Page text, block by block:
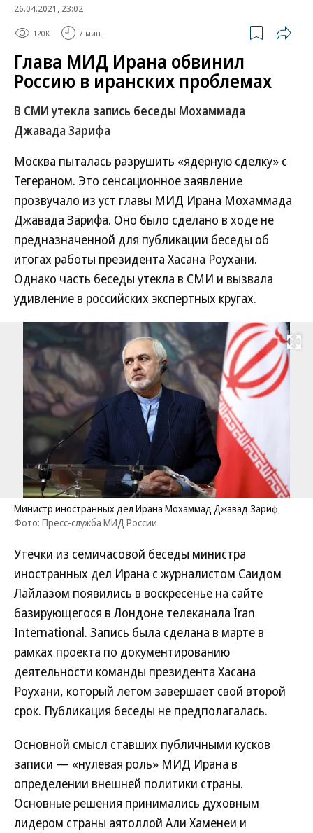
26.04.2021, 23:02
120K 7 мин.
Глава МИД Ирана обвинил
Россию в иранских проблемах
В СМИ утекла запись беседы Мохаммада
Джавада Зарифа
Москва пыталась разрушить «ядерную сделку» с
Тегераном. Это сенсационное заявление
прозвучало из уст главы МИД Ирана Мохаммада
Джавада Зарифа. Оно было сделано в ходе не
предназначенной для публикации беседы об
итогах работы президента Хасана Роухани.
Однако часть беседы утекла в СМИ и вызвала
удивление в российских экспертных кругах.
Развернуть
Министр иностранных дел Ирана Мохаммад Джавад Зариф
Фото: Пресс-служба МИД России
Утечки из семичасовой беседы министра
иностранных дел Ирана с журналистом Саидом
Лайлазом появились в воскресенье на сайте
базирующегося в Лондоне телеканала Iran
International. Запись была сделана в марте в
рамках проекта по документированию
деятельности команды президента Хасана
Роухани, который летом завершает свой второй
срок. Публикация беседы не предполагалась.
Основной смысл ставших публичными кусков
записи — «нулевая роль» МИД Ирана в
определении внешней политики страны.
Основные решения принимались духовным
лидером страны аятоллой Али Хаменеи и